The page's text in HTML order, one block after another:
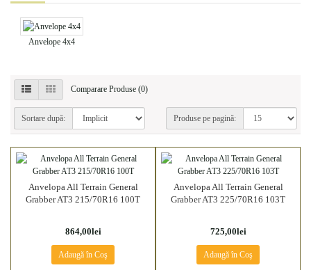
Anvelope 4x4
Comparare Produse (0)
Sortare după: Produse pe pagină:
Anvelopa All Terrain General
Grabber AT3 215/70R16 100T
864,00lei
Adaugă în Coş
Anvelopa All Terrain General
Grabber AT3 225/70R16 103T
725,00lei
Adaugă în Coş